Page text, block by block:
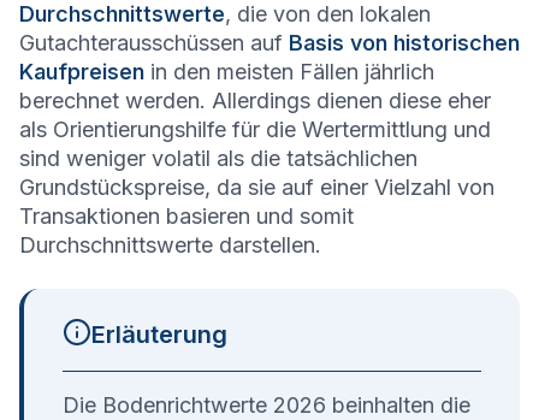
Durchschnittswerte, die von den lokalen
Gutachterausschüssen auf Basis von historischen
Kaufpreisen in den meisten Fällen jährlich
berechnet werden. Allerdings dienen diese eher
als Orientierungshilfe für die Wertermittlung und
sind weniger volatil als die tatsächlichen
Grundstückspreise, da sie auf einer Vielzahl von
Transaktionen basieren und somit
Durchschnittswerte darstellen.
Erläuterung
Die Bodenrichtwerte 2026 beinhalten die